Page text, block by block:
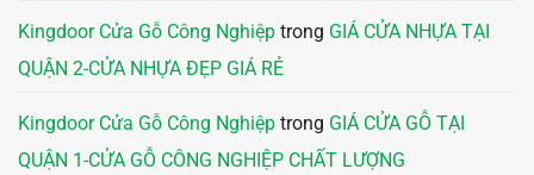
Kingdoor Cửa Gỗ Công Nghiệp trong GIÁ CỬA NHỰA TẠI
QUẬN 2-CỬA NHỰA ĐẸP GIÁ RẺ
Kingdoor Cửa Gỗ Công Nghiệp trong GIÁ CỬA GỖ TẠI
QUẬN 1-CỬA GỖ CÔNG NGHIỆP CHẤT LƯỢNG